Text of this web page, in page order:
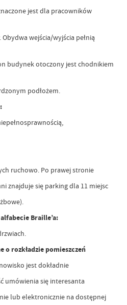
jest dla pracowników
wejścia/wyjścia pełnią
budynek otoczony jest chodnikiem
podłożem.
ruchowo. Po prawej stronie
się parking dla 11 miejsc
Braille’a:
rozkładzie pomieszczeń
jest dokładnie
się interesanta
lub elektronicznie na dostępnej